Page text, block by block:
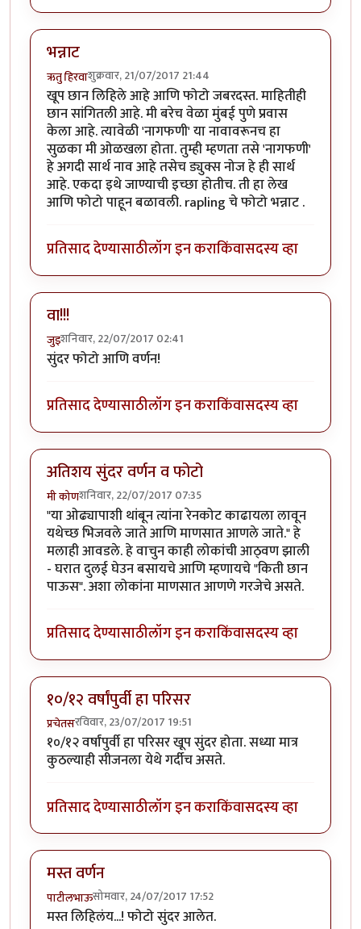
भन्नाट
ऋतु हिरवाशुक्रवार, 21/07/2017 21:44
खूप छान लिहिले आहे आणि फोटो जबरदस्त. माहितीही
छान सांगितली आहे. मी बरेच वेळा मुंबई पुणे प्रवास
केला आहे. त्यावेळी 'नागफणी' या नावावरूनच हा
सुळका मी ओळखला होता. तुम्ही म्हणता तसे 'नागफणी'
हे अगदी सार्थ नाव आहे तसेच ड्युक्स नोज हे ही सार्थ
आहे. एकदा इथे जाण्याची इच्छा होतीच. ती हा लेख
आणि फोटो पाहून बळावली. rapling चे फोटो भन्नाट .
प्रतिसाद देण्यासाठीलॉग इन कराकिंवासदस्य व्हा
वा!!!
जुइशनिवार, 22/07/2017 02:41
सुंदर फोटो आणि वर्णन!
प्रतिसाद देण्यासाठीलॉग इन कराकिंवासदस्य व्हा
अतिशय सुंदर वर्णन व फोटो
मी कोणशनिवार, 22/07/2017 07:35
"या ओढ्यापाशी थांबून त्यांना रेनकोट काढायला लावून
यथेच्छ भिजवले जाते आणि माणसात आणले जाते." हे
मलाही आवडले. हे वाचुन काही लोकांची आठ्वण झाली
- घरात दुलई घेउन बसायचे आणि म्हणायचे "किती छान
पाऊस". अशा लोकांना माणसात आणणे गरजेचे असते.
प्रतिसाद देण्यासाठीलॉग इन कराकिंवासदस्य व्हा
१०/१२ वर्षांपुर्वी हा परिसर
प्रचेतसरविवार, 23/07/2017 19:51
१०/१२ वर्षांपुर्वी हा परिसर खूप सुंदर होता. सध्या मात्र
कुठल्याही सीजनला येथे गर्दीच असते.
प्रतिसाद देण्यासाठीलॉग इन कराकिंवासदस्य व्हा
मस्त वर्णन
पाटीलभाऊसोमवार, 24/07/2017 17:52
मस्त लिहिलंय...! फोटो सुंदर आलेत.